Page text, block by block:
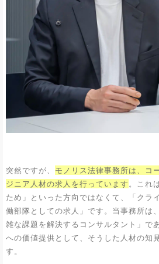
突然ですが、 モノリス法律事務所は、コ
ジニア人材の求人を行っています。これ
ため」といった方向ではなくて、「クラ
働部隊としての求人」です。当事務所は
雑な課題を解決するコンサルタント」で
への価値提供として、そうした人材の知
す。